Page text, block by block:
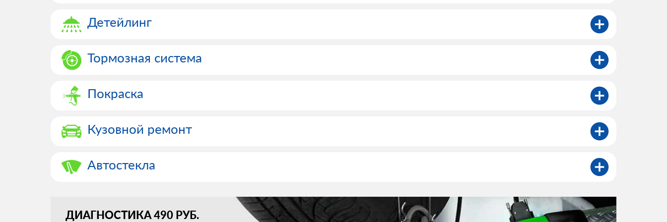
Детейлинг
Тормозная система
Покраска
Кузовной ремонт
Автостекла
ДИАГНОСТИКА 490 РУБ.